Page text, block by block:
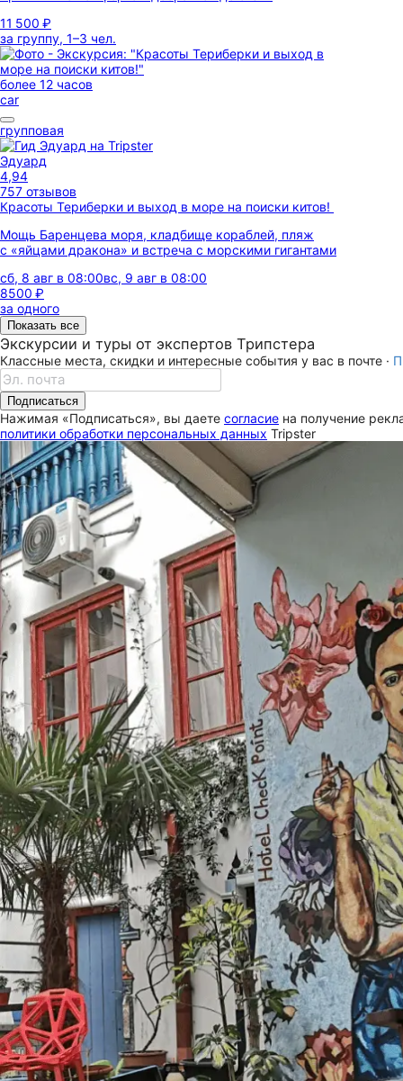
11 500 ₽
за группу, 1–3 чел.
более 12 часов
car
групповая
Эдуард
4,94
757 отзывов
Красоты Териберки и выход в море на поиски китов!
Мощь Баренцева моря, кладбище кораблей, пляж
с «яйцами дракона» и встреча с морскими гигантами
сб, 8 авг в 08:00вс, 9 авг в 08:00
8500 ₽
за одного
Показать все
Экскурсии и туры от экспертов Трипстера
Классные места, скидки и интересные события у вас в почте ·
Подписаться
Нажимая «Подписаться», вы даете согласие на получение
политики обработки персональных данных Tripster